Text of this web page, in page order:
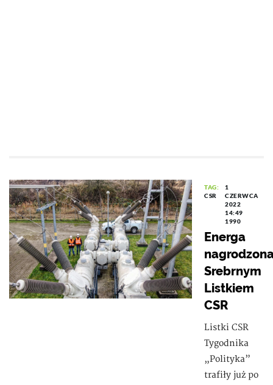
TAG:
CSR
1
CZERWCA
2022
14:49
1990
Energa
Srebrnym
Listkiem
CSR
Listki CSR
Tygodnika
„Polityka”
trafiły już po